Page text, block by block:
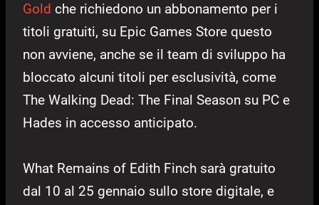
Gold che richiedono un abbonamento per i
titoli gratuiti, su Epic Games Store questo
non avviene, anche se il team di sviluppo ha
bloccato alcuni titoli per esclusività, come
The Walking Dead: The Final Season su PC e
Hades in accesso anticipato.
What Remains of Edith Finch sarà gratuito
dal 10 al 25 gennaio sullo store digitale, e